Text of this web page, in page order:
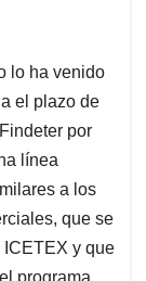
lo ha venido
el plazo de
por
línea
a los
que se
y que
programa